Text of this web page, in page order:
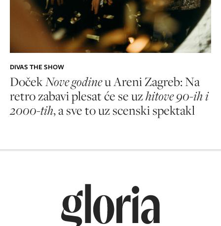
DIVAS THE SHOW
DočekNove godineu Areni Zagreb: Na
retro zabavi plesat će se uzhitove 90-ih i
2000-tih, a sve to uz scenski spektakl